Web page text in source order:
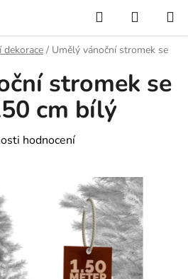
Hledat
KOŠÍK
dekorace / Umělý vánoční stromek se
stromek se
cm bílý
hodnocení